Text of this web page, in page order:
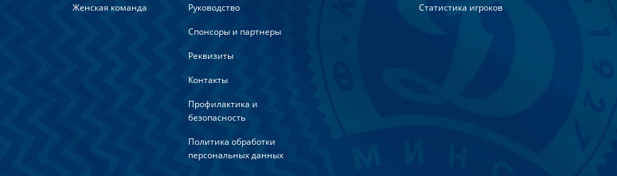
Женская команда
Руководство
Спонсоры и партнеры
Реквизиты
Контакты
Профилактика и
безопасность
Политика обработки
персональных данных
Статистика игроков